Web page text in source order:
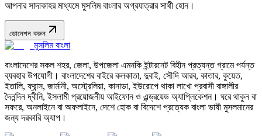
আপনার সাদাকাহর মাধ্যমে মুসলিম বাংলার অগ্রযাত্রার সাথী হোন।
ডোনেশন করুন
মুসলিম বাংলা
বাংলাদেশের সকল শহর, জেলা, উপজেলা এমনকি ইন্টারনেট বিহীন প্রত্যন্ত গ্রামে পর্যন্ত
ব্যবহার উপযোগী। বাংলাদেশের বাইরে কলকাতা, দুবাই, সৌদি আরব, কাতার, কুয়েত,
ইতালি, ফ্রান্স, জার্মানী, অস্ট্রেলিয়া, কানাডা, ইউরোপে থাকা লাখো প্রবাসী বাঙ্গালীর
দৈনন্দিন দ্বীনি, ইসলামী প্রয়োজনীয় আইফোন ও এন্ড্রয়েড অ্যাপ্লিকেশন। ঘরে থাকুন বা
সফরে, অনলাইনে বা অফলাইনে, দেশে হোক বা বিদেশে প্রত্যেক বাংলা ভাষী মুসলমানের
জন্য দরকারি অ্যাপ।